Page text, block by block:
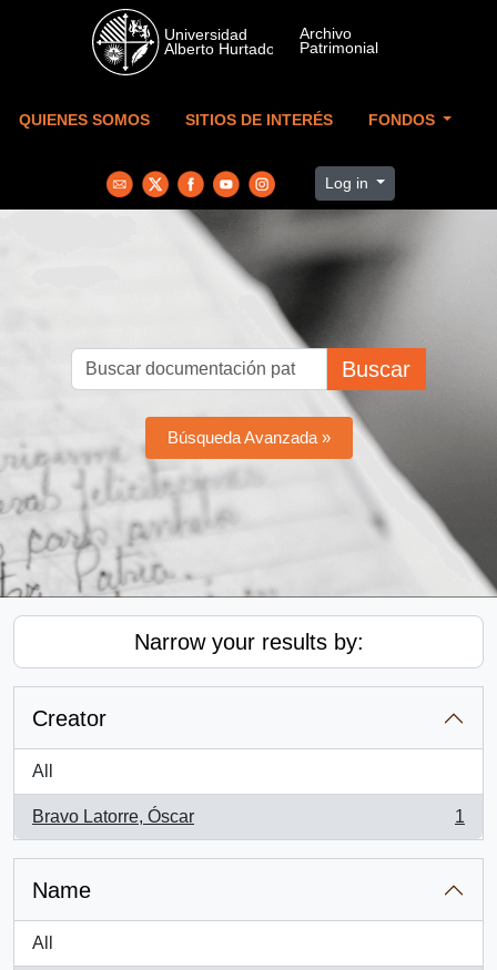
Skip to main content
QUIENES SOMOS SITIOS DE INTERÉS FONDOS
Log in
Buscar
Búsqueda Avanzada »
Narrow your results by:
Creator
All
Bravo Latorre, Óscar
, 1 results
1
Name
All